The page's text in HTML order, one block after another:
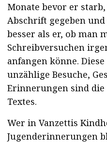
Monate bevor er
Abschrift gegeben
besser als er, ob man
Schreibversuchen
anfangen könne.
unzählige Besuche,
Erinnerungen sind die
Textes.
Wer in Vanzettis
Jugenderinnerungen